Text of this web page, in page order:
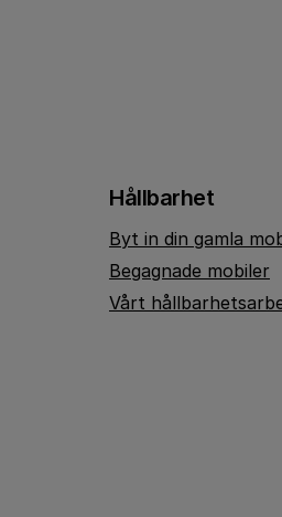
Hållbarhet
Byt in din gamla
Begagnade mobiler
Vårt